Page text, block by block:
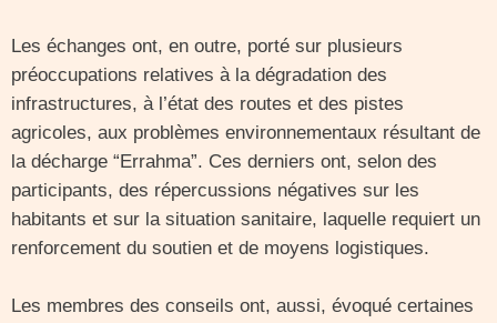
Les échanges ont, en outre, porté sur plusieurs
préoccupations relatives à la dégradation des
infrastructures, à l’état des routes et des pistes
agricoles, aux problèmes environnementaux résultant de
la décharge “Errahma”. Ces derniers ont, selon des
participants, des répercussions négatives sur les
habitants et sur la situation sanitaire, laquelle requiert un
renforcement du soutien et de moyens logistiques.
Les membres des conseils ont, aussi, évoqué certaines